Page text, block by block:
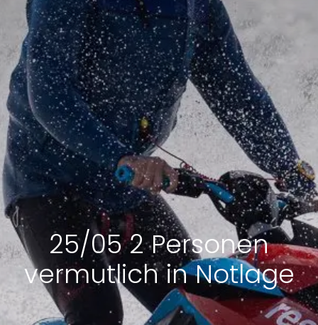
25/05 2 Personen
vermutlich in Notlage